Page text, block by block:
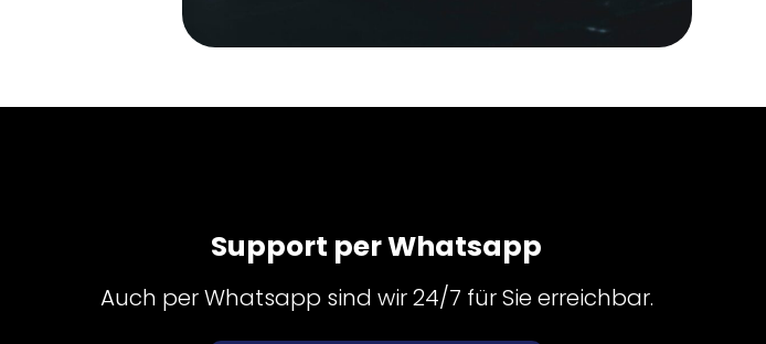
Support per Whatsapp
Auch per Whatsapp sind wir 24/7 für Sie erreichbar.